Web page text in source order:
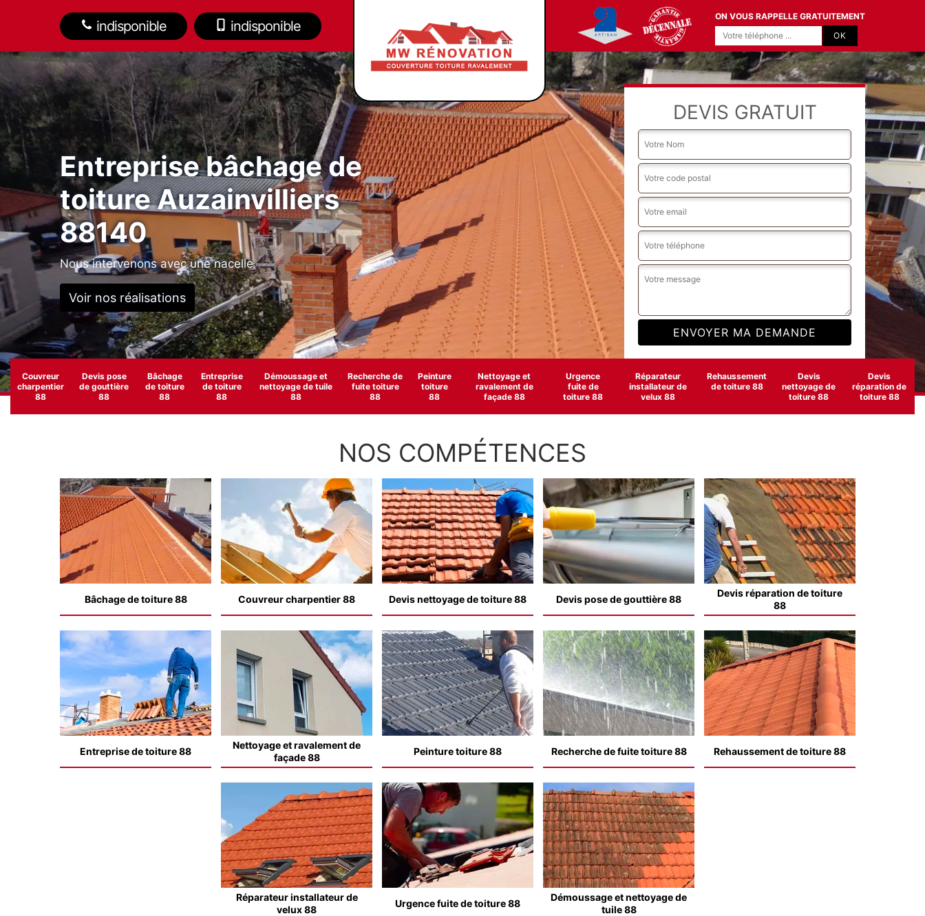
indisponible indisponible
ON VOUS RAPPELLE GRATUITEMENT
Entreprise bâchage de
toiture Auzainvilliers
88140
Nous intervenons avec une nacelle
Voir nos réalisations
DEVIS GRATUIT
Couvreur
charpentier
88
Devis pose
de gouttière
88
Bâchage
de toiture
88
Entreprise
de toiture
88
Démoussage et
nettoyage de tuile
88
Recherche de
fuite toiture
88
Peinture
toiture
88
Nettoyage et
ravalement de
façade 88
Urgence
fuite de
toiture 88
Réparateur
installateur de
velux 88
Rehaussement
de toiture 88
Devis
nettoyage de
toiture 88
Devis
réparation de
toiture 88
NOS COMPÉTENCES
Bâchage de toiture 88 Couvreur charpentier 88 Devis nettoyage de toiture 88 Devis pose de gouttière 88
Devis réparation de toiture
88
Entreprise de toiture 88
Nettoyage et ravalement de
façade 88
Peinture toiture 88 Recherche de fuite toiture 88 Rehaussement de toiture 88
Réparateur installateur de
velux 88
Urgence fuite de toiture 88
Démoussage et nettoyage de
tuile 88